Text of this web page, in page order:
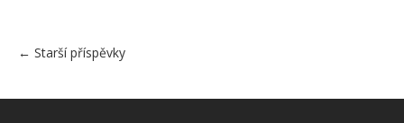
← Starší příspěvky